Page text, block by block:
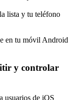
lista y tu teléfono
en tu móvil Android
y controlar
usuarios de iOS